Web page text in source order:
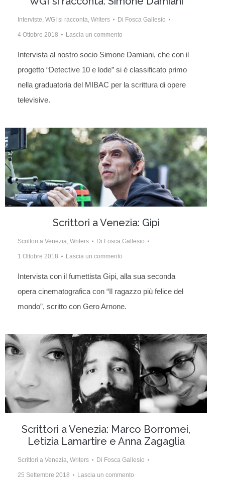
Interviste WGI si racconta Writers Di Fosca Gallesio
4 Ottobre 2018 Lascia un commento
Intervista al nostro socio Simone Damiani, che con il
progetto “Detective 10 e lode” si è classificato primo
nella graduatoria del MIBAC per la scrittura di opere
televisive.
Scrittori a Venezia: Gipi
Scrittori a Venezia Writers Di Fosca Gallesio
1 Ottobre 2018 Lascia un commento
Intervista con il fumettista Gipi, alla sua seconda
opera cinematografica con “Il ragazzo più felice del
mondo”, scritto con Gero Arnone.
Scrittori a Venezia: Marco Borromei,
Letizia Lamartire e Anna Zagaglia
Scrittori a Venezia Writers Di Fosca Gallesio
25 Settembre 2018 Lascia un commento